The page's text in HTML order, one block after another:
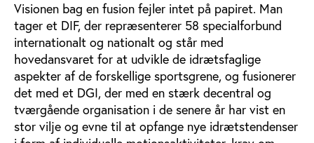
Visionen bag en fusion fejler intet på papiret. Man
tager et DIF, der repræsenterer 58 specialforbund
internationalt og nationalt og står med
hovedansvaret for at udvikle de idrætsfaglige
aspekter af de forskellige sportsgrene, og fusionerer
det med et DGI, der med en stærk decentral og
tværgående organisation i de senere år har vist en
stor vilje og evne til at opfange nye idrætstendenser